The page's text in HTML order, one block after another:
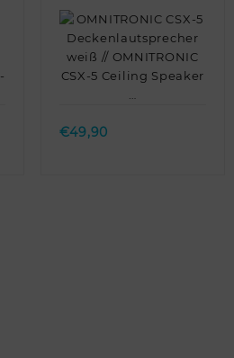
weiß // OMNITRONIC
CSX-5 Ceiling
Speaker …
Quick view
€49,90